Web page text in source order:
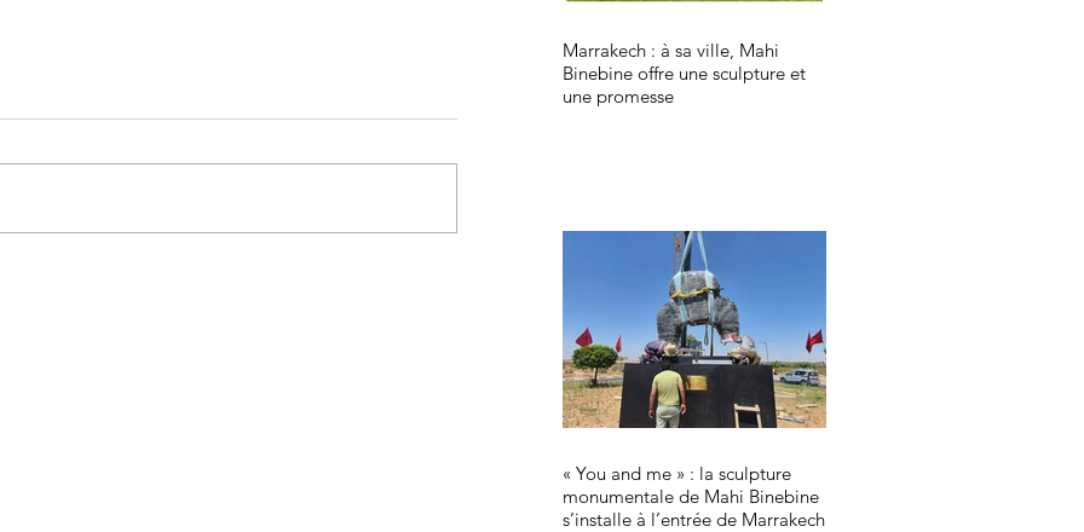
Marrakech : à sa ville, Mahi
Binebine offre une sculpture et
une promesse
« You and me » : la sculpture
monumentale de Mahi Binebine
s’installe à l’entrée de Marrakech